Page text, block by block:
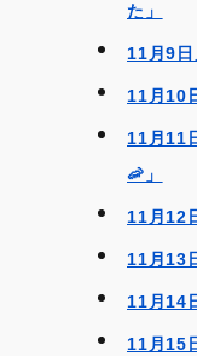
た」
11月9日
11月10
11月11
🦐」
11月12
11月13
11月14
11月15